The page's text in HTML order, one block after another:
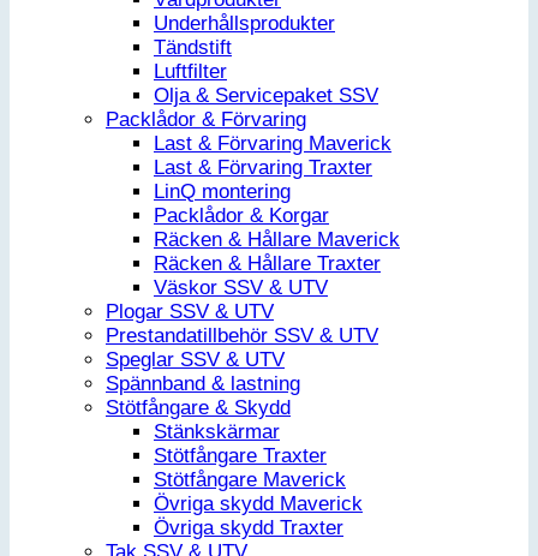
Underhållsprodukter
Tändstift
Luftfilter
Olja & Servicepaket SSV
Packlådor & Förvaring
Last & Förvaring Maverick
Last & Förvaring Traxter
LinQ montering
Packlådor & Korgar
Räcken & Hållare Maverick
Räcken & Hållare Traxter
Väskor SSV & UTV
Plogar SSV & UTV
Prestandatillbehör SSV & UTV
Speglar SSV & UTV
Spännband & lastning
Stötfångare & Skydd
Stänkskärmar
Stötfångare Traxter
Stötfångare Maverick
Övriga skydd Maverick
Övriga skydd Traxter
Tak SSV & UTV